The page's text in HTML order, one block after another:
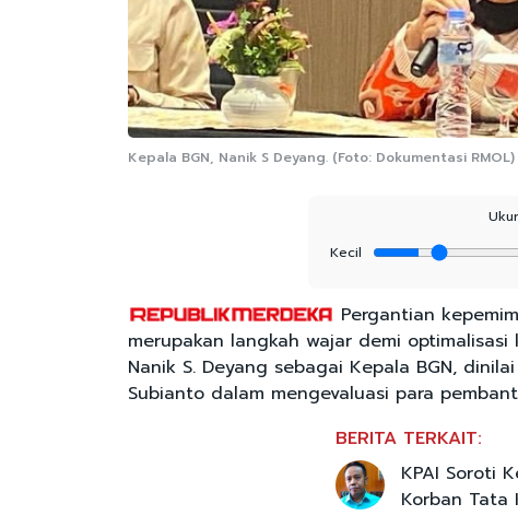
Kepala BGN, Nanik S Deyang. (Foto: Dokumentasi RMOL)
Kecil
Pergantian
merupakan langkah wajar demi
Nanik S. Deyang sebagai Kepala BGN,
Subianto dalam mengevaluasi para
BERITA TERKAIT:
KPAI Soroti
Korban Tata